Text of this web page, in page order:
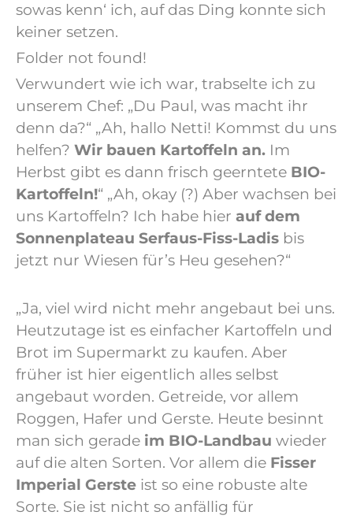
sowas kenn‘ ich, auf das Ding konnte sich
keiner setzen.
Folder not found!
Verwundert wie ich war, trabselte ich zu
unserem Chef: „Du Paul, was macht ihr
denn da?“ „Ah, hallo Netti! Kommst du uns
helfen? Wir bauen Kartoffeln an. Im
Herbst gibt es dann frisch geerntete BIO-
Kartoffeln!“ „Ah, okay (?) Aber wachsen bei
uns Kartoffeln? Ich habe hier auf dem
Sonnenplateau Serfaus-Fiss-Ladis bis
jetzt nur Wiesen für’s Heu gesehen?“
„Ja, viel wird nicht mehr angebaut bei uns.
Heutzutage ist es einfacher Kartoffeln und
Brot im Supermarkt zu kaufen. Aber
früher ist hier eigentlich alles selbst
angebaut worden. Getreide, vor allem
Roggen, Hafer und Gerste. Heute besinnt
man sich gerade im BIO-Landbau wieder
auf die alten Sorten. Vor allem die Fisser
Imperial Gerste ist so eine robuste alte
Sorte. Sie ist nicht so anfällig für